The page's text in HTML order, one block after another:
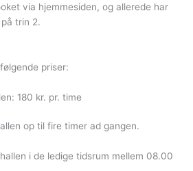
via hjemmesiden, og allerede har
trin 2.
priser:
180 kr. pr. time
op til fire timer ad gangen.
i de ledige tidsrum mellem 08.00